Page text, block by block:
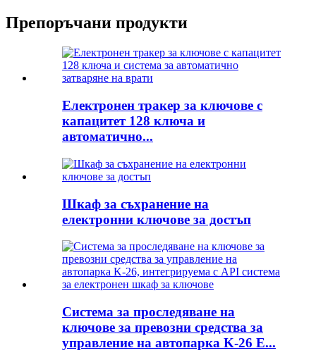
Препоръчани продукти
Електронен тракер за ключове с
капацитет 128 ключа и
автоматично...
Шкаф за съхранение на
електронни ключове за достъп
Система за проследяване на
ключове за превозни средства за
управление на автопарка K-26 E...